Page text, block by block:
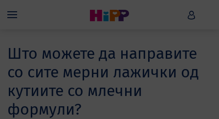
Menü HiPP
Што можете да направите
со сите мерни лажички од
кутиите со млечни
формули?